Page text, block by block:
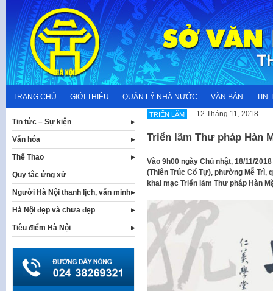
content
TRANG CHỦ GIỚI THIỆU QUẢN LÝ NHÀ NƯỚC VĂN BẢN TIN
TRIỂN LÃM 12 Tháng 11, 2018
Triển lãm Thư pháp Hàn
Vào 9h00 ngày Chủ nhật, 18/11/
(Thiên Trúc Cổ Tự), phường Mễ Trì,
khai mạc Triển lãm Thư pháp Hàn
Tin tức – Sự kiện
Văn hóa
Thể Thao
Quy tắc ứng xử
Người Hà Nội thanh lịch, văn minh
Hà Nội đẹp và chưa đẹp
Tiêu điểm Hà Nội